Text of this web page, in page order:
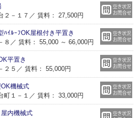
２－１７／ 賃料： 27,500円
ﾊｲﾙｰﾌOK屋根付き平置き
８／ 賃料： 55,000 ～ 66,000円
平置き
２５／ 賃料： 55,000円
機械式
町１－１／ 賃料： 33,000円
内機械式